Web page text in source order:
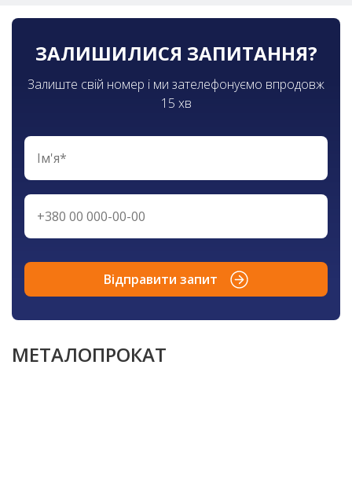
ЗАЛИШИЛИСЯ ЗАПИТАННЯ?
Залиште свій номер і ми зателефонуємо впродовж
15 хв
Відправити запит
МЕТАЛОПРОКАТ